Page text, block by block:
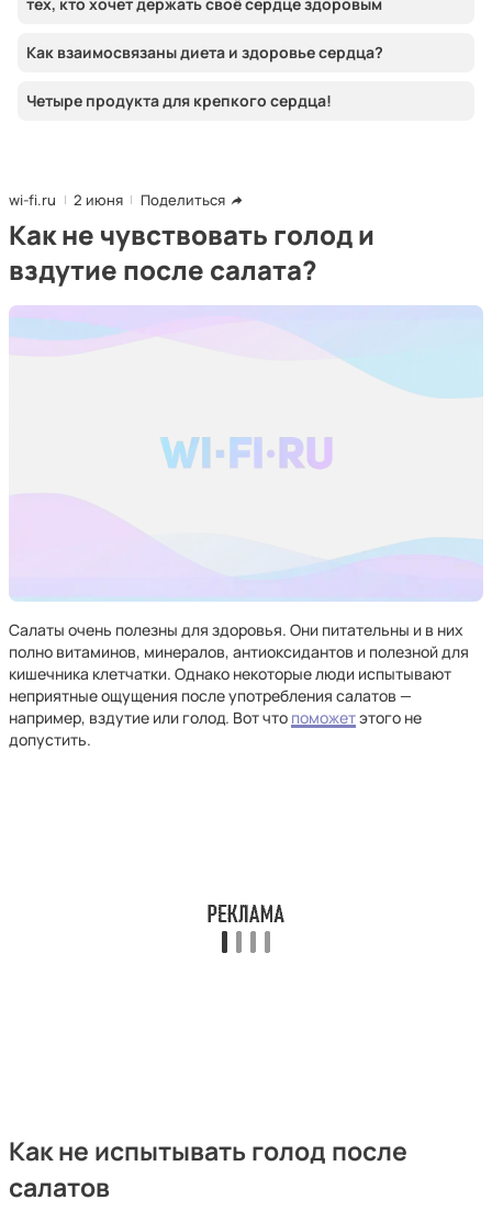
Как взаимосвязаны диета и здоровье сердца?
Четыре продукта для крепкого сердца!
wi-fi.ru 2 июня Поделиться
Как не чувствовать голод и
вздутие после салата?
Салаты очень полезны для здоровья. Они питательны и в них
полно витаминов, минералов, антиоксидантов и полезной для
кишечника клетчатки. Однако некоторые люди испытывают
неприятные ощущения после употребления салатов —
например, вздутие или голод. Вот что поможетэтого не
допустить.
Как не испытывать голод после
салатов